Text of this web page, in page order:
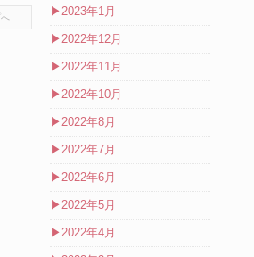
▶2023年1月
▶2022年12月
▶2022年11月
▶2022年10月
▶2022年8月
▶2022年7月
▶2022年6月
▶2022年5月
▶2022年4月